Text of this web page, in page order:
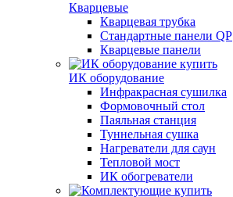
Кварцевые
Кварцевая трубка
Стандартные панели QP
Кварцевые панели
ИК оборудование
Инфракрасная сушилка
Формовочный стол
Паяльная станция
Туннельная сушка
Нагреватели для саун
Тепловой мост
ИК обогреватели